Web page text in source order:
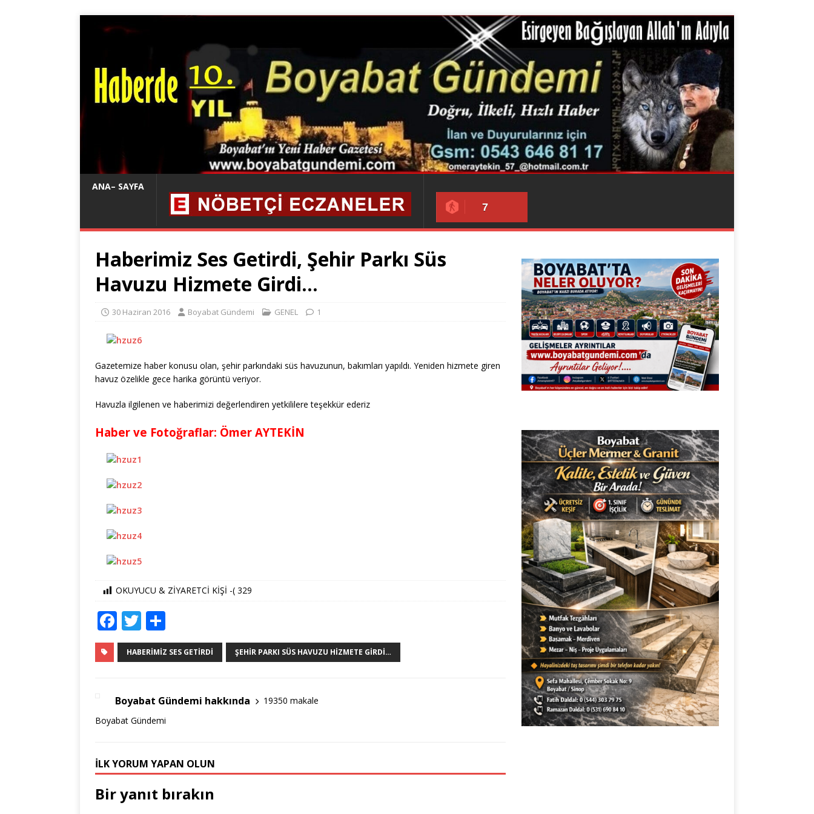
ANA– SAYFA
7
Haberimiz Ses Getirdi, Şehir Parkı Süs
Havuzu Hizmete Girdi…
30 Haziran 2016 Boyabat Gündemi GENEL 1
Gazetemize haber konusu olan, şehir parkındaki süs havuzunun, bakımları yapıldı. Yeniden hizmete giren
havuz özelikle gece harika görüntü veriyor.
Havuzla ilgilenen ve haberimizi değerlendiren yetkililere teşekkür ederiz
Haber ve Fotoğraflar: Ömer AYTEKİN
OKUYUCU & ZİYARETCİ KİŞİ -( 329
F
a
c
b
o
k
T
w
it
r
h
ar
HABERIMIZ SES GETIRDI ŞEHIR PARKI SÜS HAVUZU HIZMETE GIRDI…
Boyabat Gündemi hakkında
19350 makale
Boyabat Gündemi
İLK YORUM YAPAN OLUN
Bir yanıt bırakın